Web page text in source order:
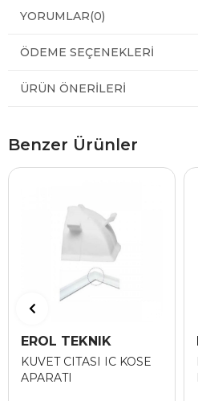
YORUMLAR(0)
ÖDEME SEÇENEKLERI
ÜRÜN ÖNERILERI
Benzer Ürünler
EROL TEKNIK
KUVET CITASI IC KOSE
APARATI